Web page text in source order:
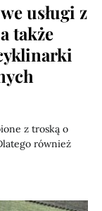
usługi z
także
z troską o
również